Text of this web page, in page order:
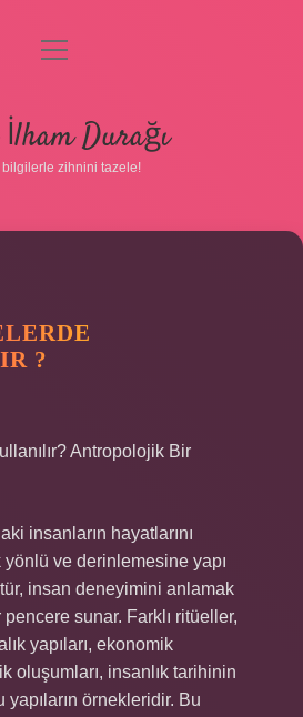
Gizlilik Politikası
Hakkımızda
menüyü
İlham Durağı
bilgilerle zihnini tazele!
?
Antropolojik Bir
insanların hayatlarını
ve derinlemesine yapı
insan deneyimini anlamak
sunar. Farklı ritüeller,
yapıları, ekonomik
oluşumları, insanlık tarihinin
yapıların örnekleridir. Bu